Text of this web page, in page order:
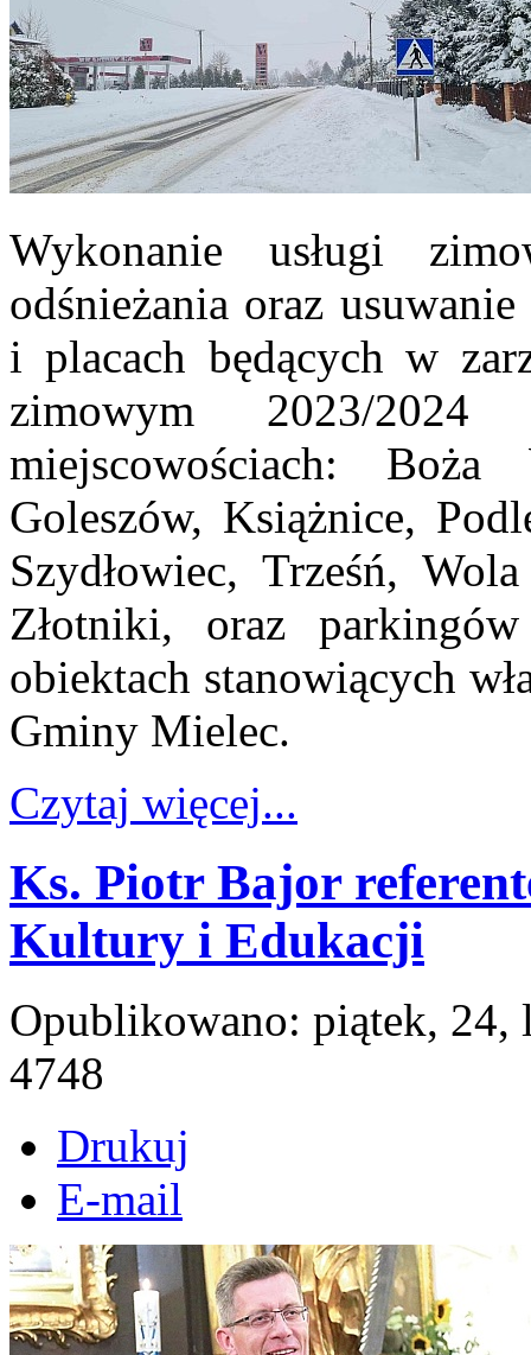
Wykonanie usługi
odśnieżania oraz
i placach będących w
zimowym 2023/
miejscowościach: Boża
Goleszów, Książnice,
Szydłowiec, Trześń,
Złotniki, oraz
obiektach stanowiących
Gminy Mielec.
Czytaj więcej...
Ks. Piotr Bajor
Kultury i Edukacji
Opublikowano: piątek,
4748
Drukuj
E-mail